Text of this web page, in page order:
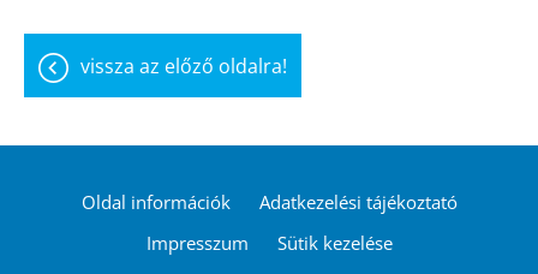
vissza az előző oldalra!
Oldal információk
Adatkezelési tájékoztató
Impresszum
Sütik kezelése